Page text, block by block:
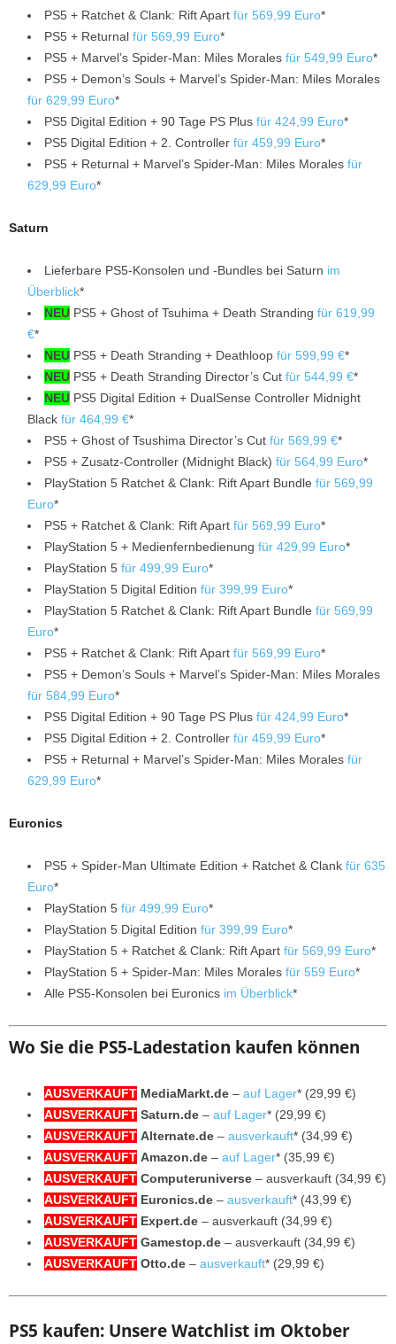
PS5 + Ratchet & Clank: Rift Apart für 569,99 Euro*
PS5 + Returnal für 569,99 Euro*
PS5 + Marvel’s Spider-Man: Miles Morales für 549,99 Euro*
PS5 + Demon’s Souls + Marvel’s Spider-Man: Miles Morales
für 629,99 Euro*
PS5 Digital Edition + 90 Tage PS Plus für 424,99 Euro*
PS5 Digital Edition + 2. Controller für 459,99 Euro*
PS5 + Returnal + Marvel’s Spider-Man: Miles Morales für
629,99 Euro*
Saturn
Lieferbare PS5-Konsolen und -Bundles bei Saturn im
Überblick*
NEU PS5 + Ghost of Tsuhima + Death Stranding für 619,99
€*
NEU PS5 + Death Stranding + Deathloop für 599,99 €*
NEU PS5 + Death Stranding Director’s Cut für 544,99 €*
NEU PS5 Digital Edition + DualSense Controller Midnight
Black für 464,99 €*
PS5 + Ghost of Tsushima Director’s Cut für 569,99 €*
PS5 + Zusatz-Controller (Midnight Black) für 564,99 Euro*
PlayStation 5 Ratchet & Clank: Rift Apart Bundle für 569,99
Euro*
PS5 + Ratchet & Clank: Rift Apart für 569,99 Euro*
PlayStation 5 + Medienfernbedienung für 429,99 Euro*
PlayStation 5 für 499,99 Euro*
PlayStation 5 Digital Edition für 399,99 Euro*
PlayStation 5 Ratchet & Clank: Rift Apart Bundle für 569,99
Euro*
PS5 + Ratchet & Clank: Rift Apart für 569,99 Euro*
PS5 + Demon’s Souls + Marvel’s Spider-Man: Miles Morales
für 584,99 Euro*
PS5 Digital Edition + 90 Tage PS Plus für 424,99 Euro*
PS5 Digital Edition + 2. Controller für 459,99 Euro*
PS5 + Returnal + Marvel’s Spider-Man: Miles Morales für
629,99 Euro*
Euronics
PS5 + Spider-Man Ultimate Edition + Ratchet & Clank für 635
Euro*
PlayStation 5 für 499,99 Euro*
PlayStation 5 Digital Edition für 399,99 Euro*
PlayStation 5 + Ratchet & Clank: Rift Apart für 569,99 Euro*
PlayStation 5 + Spider-Man: Miles Morales für 559 Euro*
Alle PS5-Konsolen bei Euronics im Überblick*
Wo Sie die PS5-Ladestation kaufen können
AUSVERKAUFT MediaMarkt.de – auf Lager* (29,99 €)
AUSVERKAUFT Saturn.de – auf Lager* (29,99 €)
AUSVERKAUFT Alternate.de – ausverkauft* (34,99 €)
AUSVERKAUFT Amazon.de – auf Lager* (35,99 €)
AUSVERKAUFT Computeruniverse – ausverkauft (34,99 €)
AUSVERKAUFT Euronics.de – ausverkauft* (43,99 €)
AUSVERKAUFT Expert.de – ausverkauft (34,99 €)
AUSVERKAUFT Gamestop.de – ausverkauft (34,99 €)
AUSVERKAUFT Otto.de – ausverkauft* (29,99 €)
PS5 kaufen: Unsere Watchlist im Oktober